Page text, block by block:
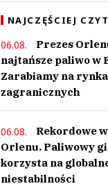
NAJCZĘŚCIEJ
06.08.
Prezes
najtańsze paliwo w
Zarabiamy na
zagranicznych
06.08.
Rekordowe
Orlenu. Paliwowy
korzysta na
niestabilności